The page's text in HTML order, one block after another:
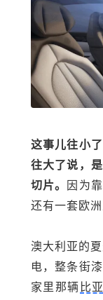
这事儿往小
往大了说，
切片。
因为
还有一套欧
澳大利亚的
电，整条街
家里那辆 比